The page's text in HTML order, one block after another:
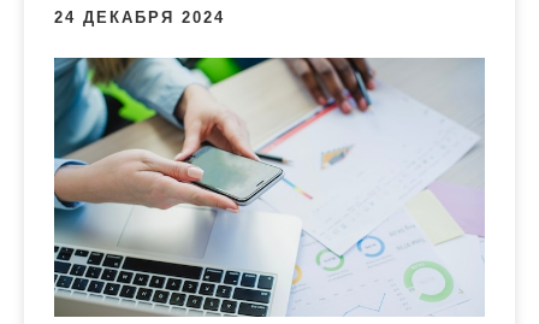
24 ДЕКАБРЯ 2024